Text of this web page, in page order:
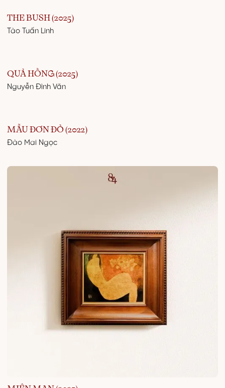
THE BUSH (2025)
Tào Tuấn Linh
QUẢ HỒNG (2025)
Nguyễn Đình Văn
MẪU ĐƠN ĐỎ (2022)
Đào Mai Ngọc